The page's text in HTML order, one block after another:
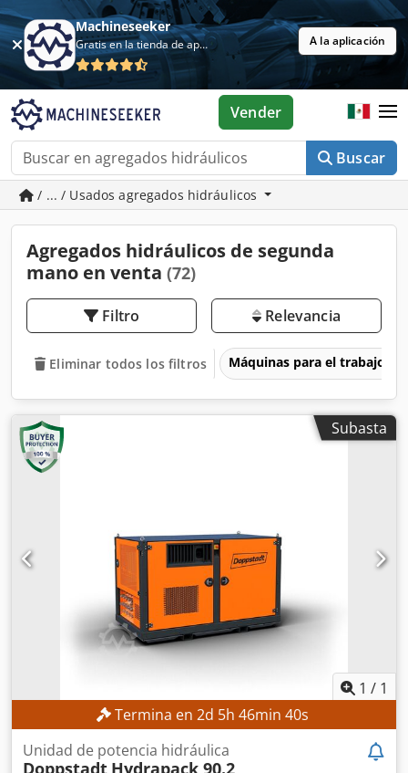
Machineseeker
Gratis en la tienda de aplicaciones A la aplicación
Buscar
Vender
/ ... / Usados agregados hidráulicos
Agregados hidráulicos de segunda
mano en venta (72)
Filtro Relevancia
Eliminar todos los filtros Máquinas para el trabajo
Subasta
1 / 1
Termina en 2d 5h 46min 38s
Unidad de potencia hidráulica
Doppstadt Hydrapack 90.2